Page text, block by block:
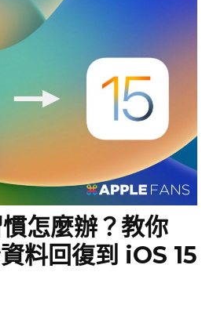
怎麼辦？教你
料回復到 iOS 15